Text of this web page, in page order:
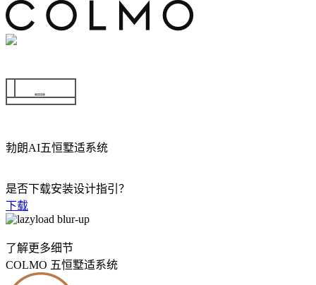
勃朗AI五恒墅适系统
是否下载安装设计指引？
下载
了解更多细节
COLMO 五恒墅适系统